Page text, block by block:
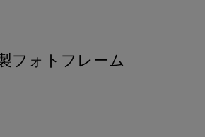
フォトフレーム